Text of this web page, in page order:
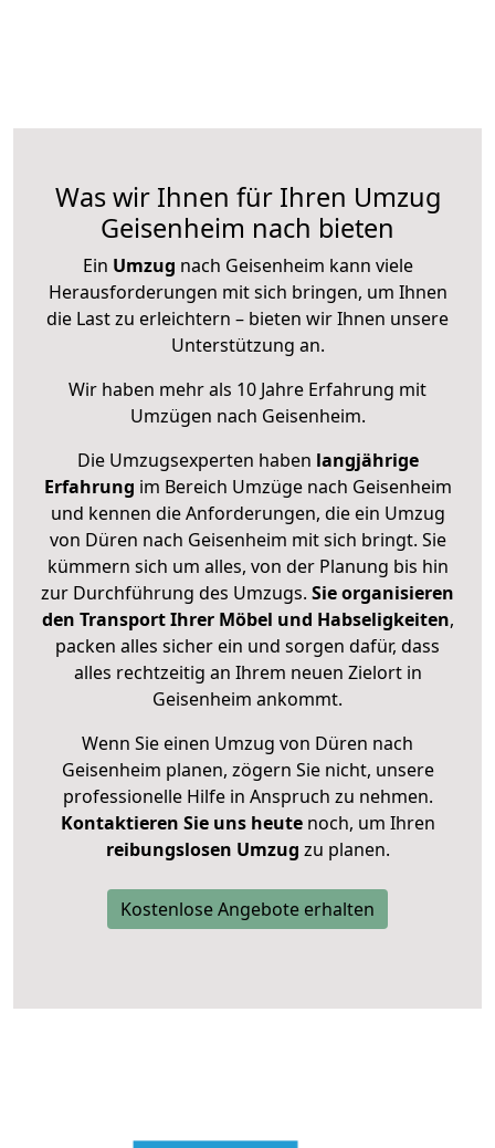
Was wir Ihnen für Ihren Umzug
Geisenheim nach bieten
Ein Umzug nach Geisenheim kann viele
Herausforderungen mit sich bringen, um Ihnen
die Last zu erleichtern – bieten wir Ihnen unsere
Unterstützung an.
Wir haben mehr als 10 Jahre Erfahrung mit
Umzügen nach Geisenheim.
Die Umzugsexperten haben langjährige
Erfahrung im Bereich Umzüge nach Geisenheim
und kennen die Anforderungen, die ein Umzug
von Düren nach Geisenheim mit sich bringt. Sie
kümmern sich um alles, von der Planung bis hin
zur Durchführung des Umzugs. Sie organisieren
den Transport Ihrer Möbel und Habseligkeiten,
packen alles sicher ein und sorgen dafür, dass
alles rechtzeitig an Ihrem neuen Zielort in
Geisenheim ankommt.
Wenn Sie einen Umzug von Düren nach
Geisenheim planen, zögern Sie nicht, unsere
professionelle Hilfe in Anspruch zu nehmen.
Kontaktieren Sie uns heutenoch, um Ihren
reibungslosen Umzug zu planen.
Kostenlose Angebote erhalten